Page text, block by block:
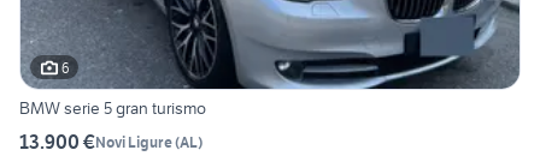
6
BMW serie 5 gran turismo
13.900 €Novi Ligure(AL)